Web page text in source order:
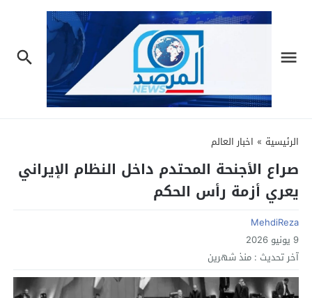
الرئيسية » اخبار العالم
صراع الأجنحة المحتدم داخل النظام الإيراني
يعري أزمة رأس الحكم
MehdiReza
9 يونيو 2026
آخر تحديث : منذ شهرين